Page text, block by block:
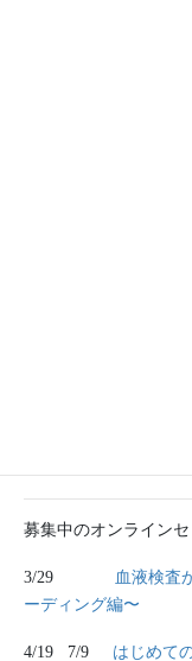
募集中のオンライン
3/29
血液検査
ーディング編〜
4/19 7/9 はじめて